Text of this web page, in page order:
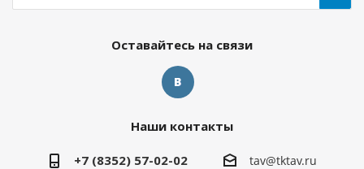
Оставайтесь на связи
Наши контакты
+7 (8352) 57-02-02 tav@tktav.ru